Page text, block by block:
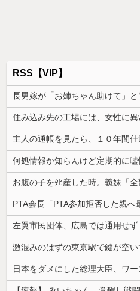
RSS【VIP】
何処情報か知らんけど定期的に